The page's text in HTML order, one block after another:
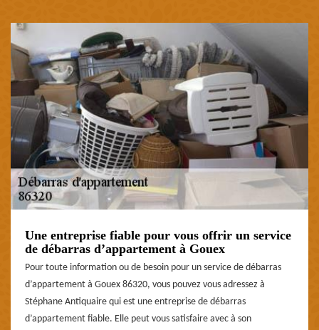
Une entreprise fiable pour vous offrir un service
de débarras d’appartement à Gouex
Pour toute information ou de besoin pour un service de débarras
d’appartement à Gouex 86320, vous pouvez vous adressez à
Stéphane Antiquaire qui est une entreprise de débarras
d’appartement fiable. Elle peut vous satisfaire avec à son